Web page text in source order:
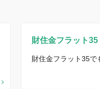
財住金フラット35
財住金フラット35で